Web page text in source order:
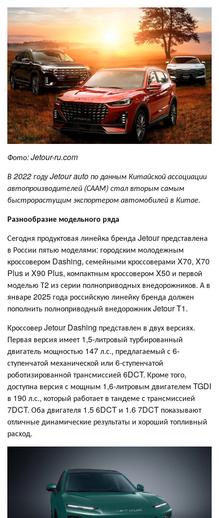
Фото:Jetour-ru.com
В 2022 годуJetourautoпо данным Китайской ассоциации
автопроизводителей (СААМ) стал вторым самым
быстрорастущим экспортером автомобилей в Китае.
Разнообразие модельного ряда
Сегодня продуктовая линейка бренда Jetour представлена
в России пятью моделями: городским молодежным
кроссовером Dashing, семейными кроссоверами X70, X70
Plus и X90 Plus, компактным кроссовером X50 и первой
моделью Т2 из серии полноприводных внедорожников. А в
январе 2025 года российскую линейку бренда должен
пополнить полноприводный внедорожник Jetour T1.
Кроссовер Jetour Dashing представлен в двух версиях.
Первая версия имеет 1,5-литровый турбированный
двигатель мощностью 147 л.с., предлагаемый с 6-
ступенчатой механической или 6-ступенчатой
роботизированной трансмиссией 6DCT. Кроме того,
доступна версия с мощным 1,6-литровым двигателем TGDI
в 190 л.с., который работает в тандеме с трансмиссией
7DCT. Оба двигателя 1.5 6DCT и 1.6 7DCT показывают
отличные динамические результаты и хороший топливный
расход.